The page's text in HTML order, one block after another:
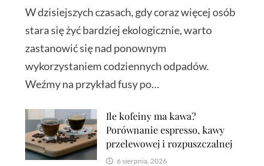
W dzisiejszych czasach, gdy coraz więcej osób
stara się żyć bardziej ekologicznie, warto
zastanowić się nad ponownym
wykorzystaniem codziennych odpadów.
Weźmy na przykład fusy po…
Ile kofeiny ma kawa?
Porównanie espresso, kawy
przelewowej i rozpuszczalnej
6 sierpnia, 2026